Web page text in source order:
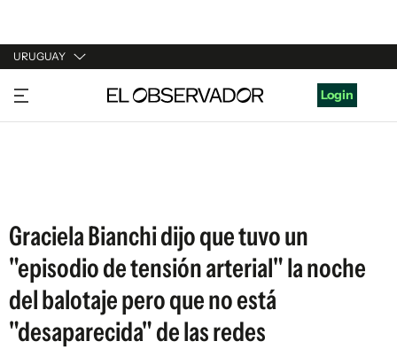
URUGUAY
URUGUAY
ARGENTINA
Login
Graciela Bianchi dijo que tuvo un
"episodio de tensión arterial" la noche
del balotaje pero que no está
"desaparecida" de las redes